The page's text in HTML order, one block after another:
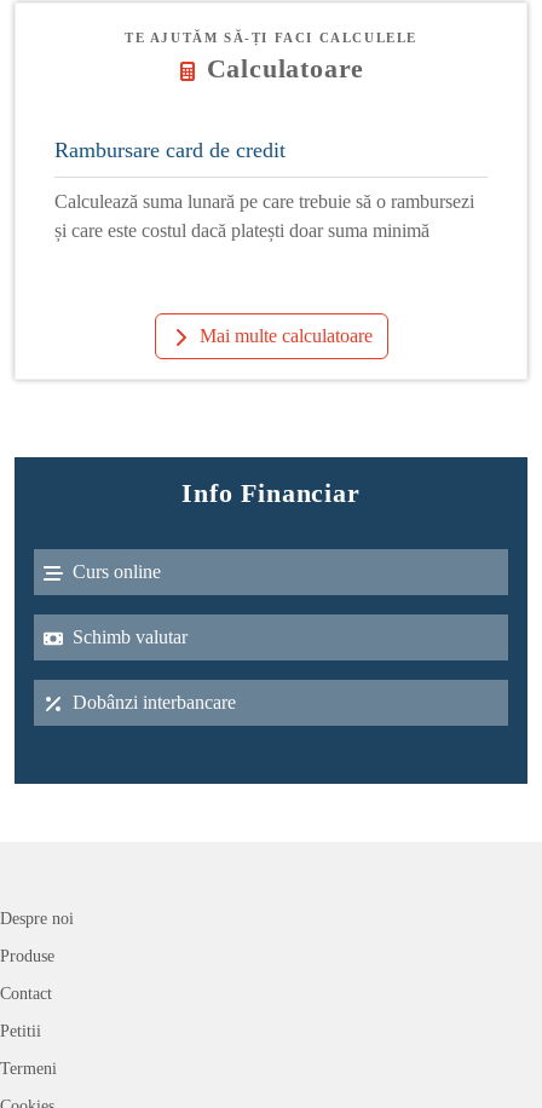
TE AJUTĂM SĂ-ȚI FACI CALCULELE
Calculatoare
Rambursare card de credit
Calculează suma lunară pe care trebuie să o rambursezi
și care este costul dacă platești doar suma minimă
Mai multe calculatoare
Info Financiar
Curs online
Schimb valutar
Dobânzi interbancare
Despre noi
Produse
Contact
Petitii
Termeni